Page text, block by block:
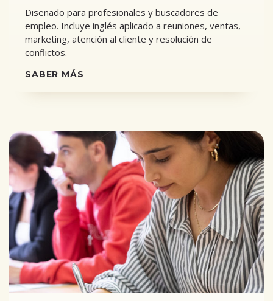
Diseñado para profesionales y buscadores de
empleo. Incluye inglés aplicado a reuniones, ventas,
marketing, atención al cliente y resolución de
conflictos.
SABER MÁS